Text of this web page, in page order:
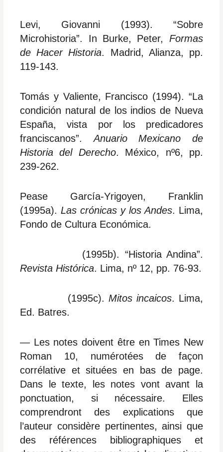
Levi, Giovanni (1993). “Sobre
Microhistoria”. In Burke, Peter, Formas
de Hacer Historia. Madrid, Alianza, pp.
119-143.
Tomás y Valiente, Francisco (1994). “La
condición natural de los indios de Nueva
España, vista por los predicadores
franciscanos”.Anuario Mexicano de
Historia del Derecho. México, nº6, pp.
239-262.
Pease García-Yrigoyen, Franklin
(1995a).Las crónicas y los Andes. Lima,
Fondo de Cultura Económica.
(1995b). “Historia Andina”.
Revista Histórica. Lima, nº 12, pp. 76-93.
(1995c). Mitos incaicos. Lima,
Ed. Batres.
― Les notes doivent être en Times New
Roman 10, numérotées de façon
corrélative et situées en bas de page.
Dans le texte, les notes vont avant la
ponctuation, si nécessaire. Elles
comprendront des explications que
l’auteur considère pertinentes, ainsi que
des références bibliographiques et